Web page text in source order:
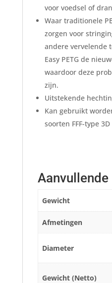
voor voedsel of
Waar traditionele
zorgen voor
andere vervelende
Easy PETG de
waardoor deze
zijn.
Uitstekende
Kan gebruikt
soorten FFF-type
Gewicht
Afmetingen
Diameter
Gewicht (Netto)